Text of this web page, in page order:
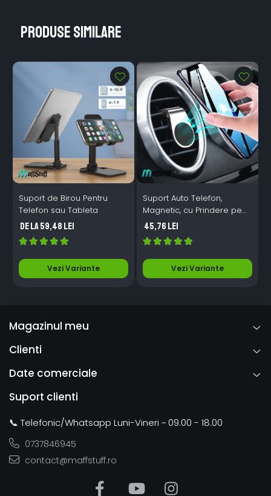
Produse similare
Suport de Birou Pentru
Telefon sau Tableta
de la 59,48 Lei
Vezi Variante
Suport Auto Telefon,
Magnetic, cu Prindere pe
Grila de Ventilatie
45,76 Lei
Vezi Variante
Magazinul meu
Clienti
Date comerciale
Suport clienti
📞 Telefonic/Whatsapp Luni-Vineri ~ 09.00 - 18.00
0737846945
contact@maffstuff.ro